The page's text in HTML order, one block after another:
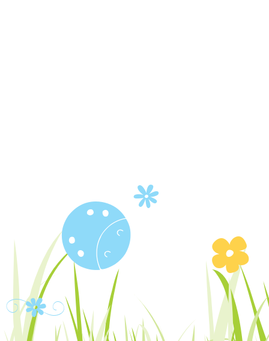
T
M
R
Q